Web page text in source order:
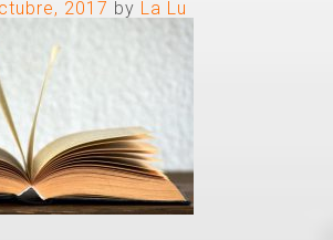
2017 by La Lu